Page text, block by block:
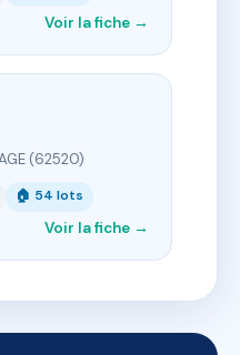
Voir la fiche →
(62520)
🏠 54 lots
Voir la fiche →